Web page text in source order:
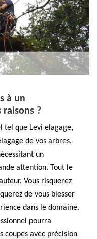
à un
?
tel que Levi elagage,
de vos arbres.
un
attention. Tout le
Vous risquerez
de vous blesser
dans le domaine.
pourra
coupes avec précision